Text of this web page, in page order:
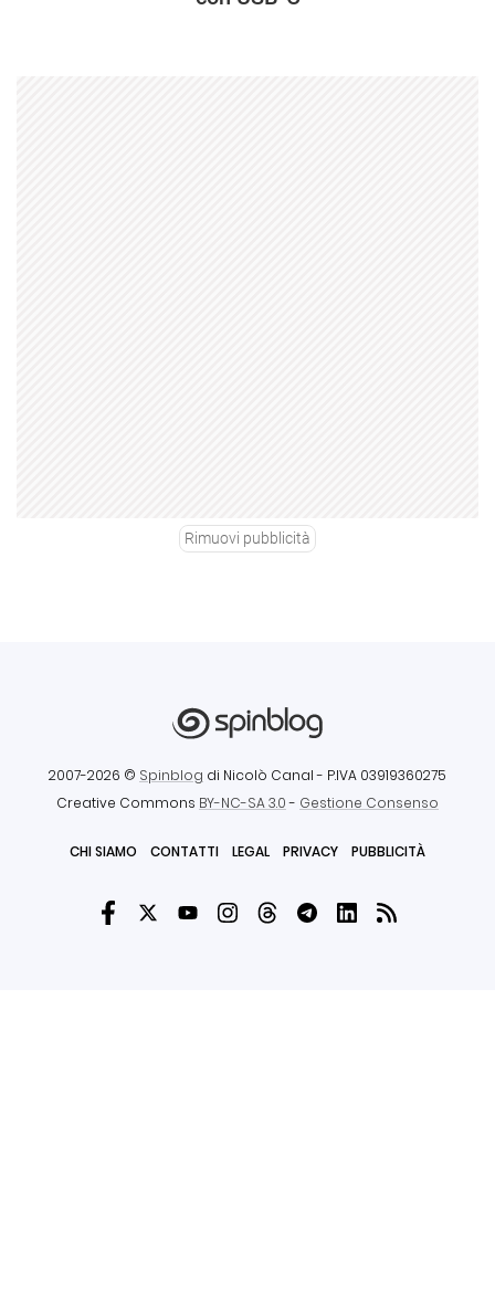
Rimuovi pubblicità
2007-2026 © Spinblog di Nicolò Canal - P.IVA 03919360275
Creative Commons BY-NC-SA 3.0- Gestione Consenso
CHI SIAMO CONTATTI LEGAL PRIVACY PUBBLICITÀ